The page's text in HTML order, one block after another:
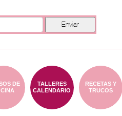
RECETAS Y
TRUCOS
TALLERES
CALENDARIO
DE